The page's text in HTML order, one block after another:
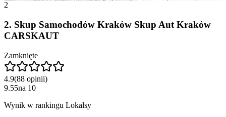
2
2. Skup Samochodów Kraków Skup Aut Kraków
CARSKAUT
Zamknięte
4.9(88 opinii)
9.55na 10
Wynik w rankingu Lokalsy